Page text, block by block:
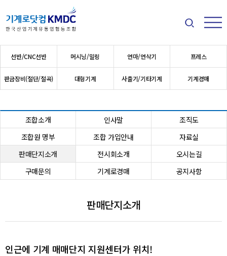
메뉴
검색
메인 메뉴
선반/CNC선반 머시닝/밀링 연마/연삭기 프레스
판금장비(절단/절곡) 대형기계 사출기/기타기계 기계경매
조합소개 인사말
조직도
조합원 명부
조합 가입안내
자료실
판매단지소개
전시회소개
오시는길
구매문의
기계로경매 공지사항
판매단지소개
인근에 기계 매매단지 지원센터가 위치!